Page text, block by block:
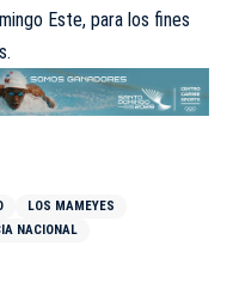
Este, para los fines
LOS MAMEYES
NACIONAL